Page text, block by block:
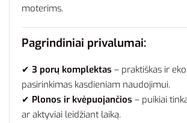
moterims.
Pagrindiniai privalumai:
✔ 3 porų komplektas – praktiškas ir
pasirinkimas kasdieniam naudojimui.
✔ Plonos ir kvėpuojančios – puikiai
ar aktyviai leidžiant laiką.